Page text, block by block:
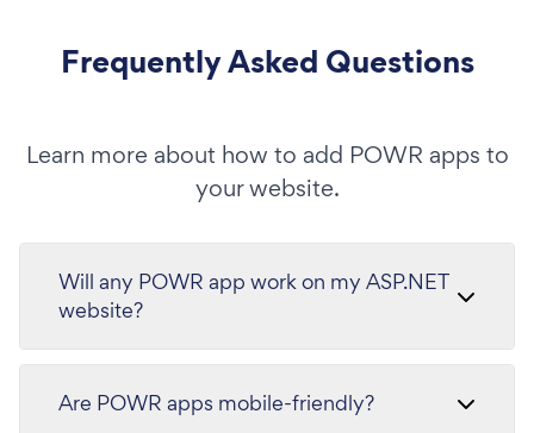
Frequently Asked Questions
Learn more about how to add POWR apps to
your website.
Will any POWR app work on my ASP.NET
website?
Are POWR apps mobile-friendly?